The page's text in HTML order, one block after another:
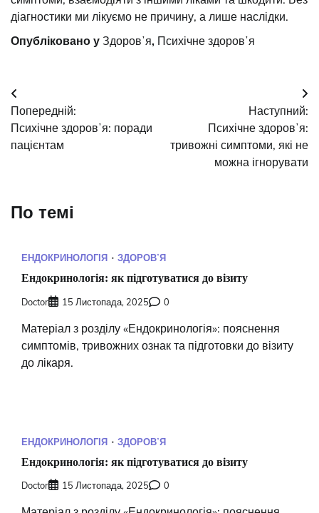
діагностики ми лікуємо не причину, а лише наслідки.
Опубліковано у Здоровʼя, Психічне здоровʼя
Навігація
записів
Попередній:
Психічне здоровʼя: поради
пацієнтам
Наступний:
Психічне здоровʼя:
тривожні симптоми, які не
можна ігнорувати
По темі
ЕНДОКРИНОЛОГІЯ ЗДОРОВʼЯ
Ендокринологія: як підготуватися до візиту
Doctor 15 Листопада, 2025 0
Матеріал з розділу «Ендокринологія»: пояснення
симптомів, тривожних ознак та підготовки до візиту
до лікаря.
ЕНДОКРИНОЛОГІЯ ЗДОРОВʼЯ
Ендокринологія: як підготуватися до візиту
Doctor 15 Листопада, 2025 0